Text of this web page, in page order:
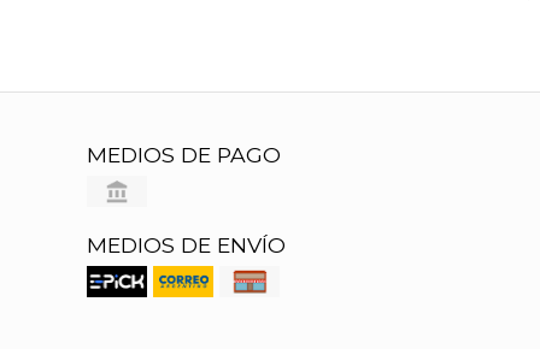
MEDIOS DE PAGO
MEDIOS DE ENVÍO